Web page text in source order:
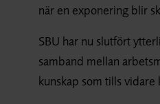
när en exponering blir
SBU har nu slutfört
samband mellan
kunskap som tills